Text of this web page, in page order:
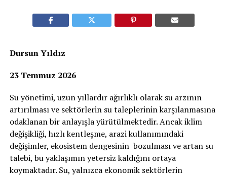
Dursun Yıldız
23 Temmuz 2026
Su yönetimi, uzun yıllardır ağırlıklı olarak su arzının
artırılması ve sektörlerin su taleplerinin karşılanmasına
odaklanan bir anlayışla yürütülmektedir. Ancak iklim
değişikliği, hızlı kentleşme, arazi kullanımındaki
değişimler, ekosistem dengesinin bozulması ve artan su
talebi, bu yaklaşımın yetersiz kaldığını ortaya
koymaktadır. Su, yalnızca ekonomik sektörlerin